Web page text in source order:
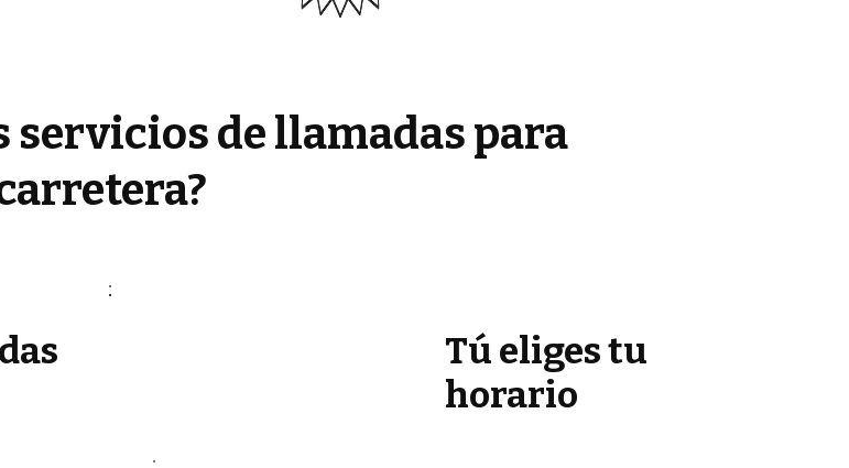
de llamadas para
Tú eliges tu
horario